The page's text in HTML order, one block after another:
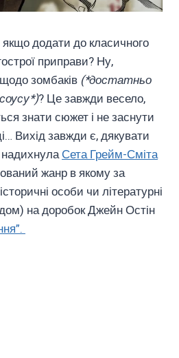
додати до класичного
приправи? Ну,
зомбаків (*достатньо
? Це завжди весело,
знати сюжет і не заснути
Вихід завжди є, дякувати
надихнулаСета Грейм-Сміта
жанр в якому за
особи чи літературні
на доробок Джейн Остін